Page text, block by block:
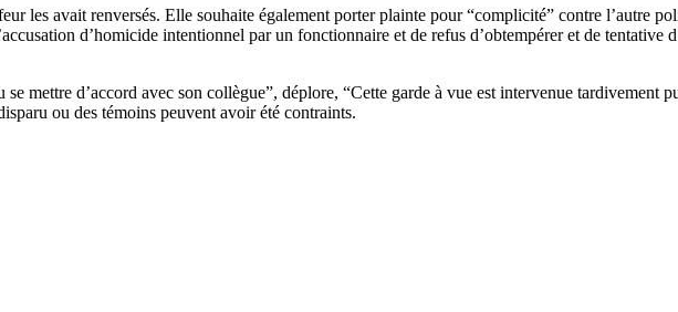
les avait renversés. Elle souhaite également porter plainte pour “complicité” contre l’autre
d’homicide intentionnel par un fonctionnaire et de refus d’obtempérer et de tentative
mettre d’accord avec son collègue”, déplore, “Cette garde à vue est intervenue tardivement
ou des témoins peuvent avoir été contraints.